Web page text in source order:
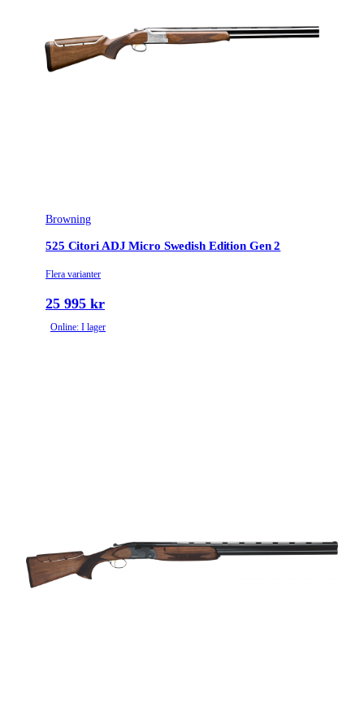
Browning
525 Citori ADJ Micro Swedish Edition Gen 2
Flera varianter
25 995 kr
Online: I lager